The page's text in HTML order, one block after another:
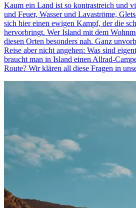
Kaum ein Land ist so kontrastreich und
und Feuer, Wasser und Lavaströme,
sich hier einen ewigen Kampf, der die
hervorbringt. Wer Island mit dem
diesen Orten besonders nah. Ganz
Reise aber nicht angehen: Was sind
braucht man in Island einen Allrad-
Route? Wir klären all diese Fragen in